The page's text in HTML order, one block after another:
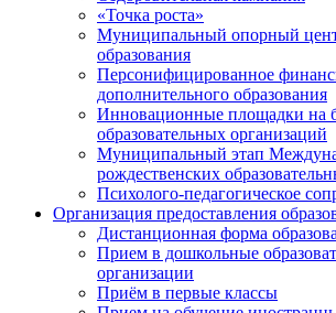
«Точка роста»
Муниципальный опорный
образования
Персонифицированное
дополнительного образования
Инновационные площадки на
образовательных организаций
Муниципальный этап
рождественских
Психолого-педагогическое
Организация предоставления
Дистанционная форма
Прием в дошкольные
организации
Приём в первые классы